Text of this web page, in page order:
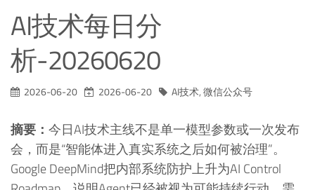
AI技术每日分
析-20260620
2026-06-20 2026-06-20 AI技术,微信公众号
摘要： 今日AI技术主线不是单一模型参数或一次发布
会，而是“智能体进入真实系统之后如何被治理”。
Google DeepMind把内部系统防护上升为AI Control